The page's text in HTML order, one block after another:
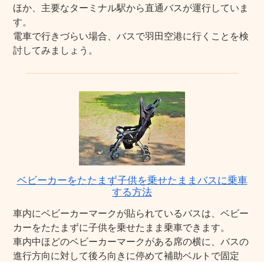
ほか、主要なターミナル駅から直通バスが運行していま
す。
電車で行きづらい場合、バスで羽田空港に行くことを検
討してみましょう。
ベビーカーをたたまず子供を乗せたままバスに乗車
する方法
車内にベビーカーマークが貼られているバスは、ベビー
カーをたたまずに子供を乗せたまま乗車できます。
車内中ほどのベビーカーマークがある席の横に、バスの
進行方向に対して後ろ向きに停めて補助ベルトで固定